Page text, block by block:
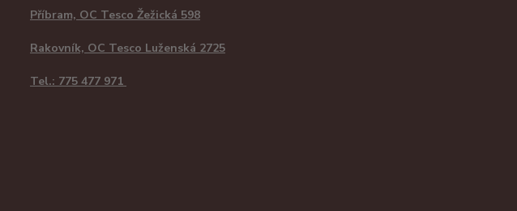
Příbram, OC Tesco Žežická 598
Rakovník, OC Tesco Luženská 2725
Tel.: 775 477 971